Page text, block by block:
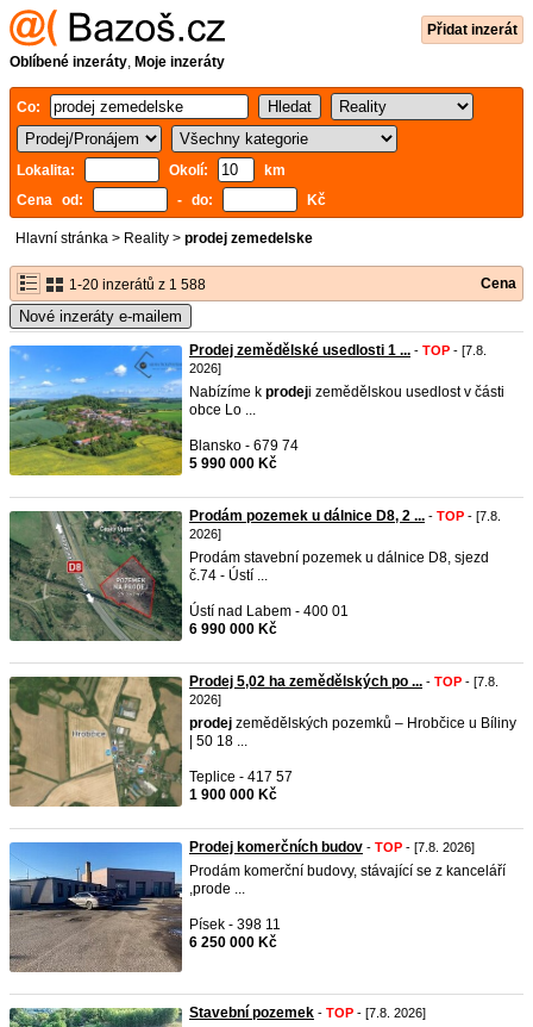
Přidat inzerát
Oblíbené inzeráty, Moje inzeráty
Co:
Lokalita: Okolí:
km
Cena od:
- do: Kč
Hlavní stránka > Reality > prodej zemedelske
1-20 inzerátů z 1 588 Cena
Nové inzeráty e-mailem
Prodej zemědělské usedlosti 1 ... - TOP - [7.8.
2026]
Nabízíme k prodeji zemědělskou usedlost v části
obce Lo ...
Blansko - 679 74
5 990 000 Kč
Prodám pozemek u dálnice D8, 2 ... - TOP - [7.8.
2026]
Prodám stavební pozemek u dálnice D8, sjezd
č.74 - Ústí ...
Ústí nad Labem - 400 01
6 990 000 Kč
Prodej 5,02 ha zemědělských po ... - TOP - [7.8.
2026]
prodej zemědělských pozemků – Hrobčice u Bíliny
| 50 18 ...
Teplice - 417 57
1 900 000 Kč
Prodej komerčních budov - TOP - [7.8. 2026]
Prodám komerční budovy, stávající se z kanceláří
,prode ...
Písek - 398 11
6 250 000 Kč
Stavební pozemek - TOP - [7.8. 2026]